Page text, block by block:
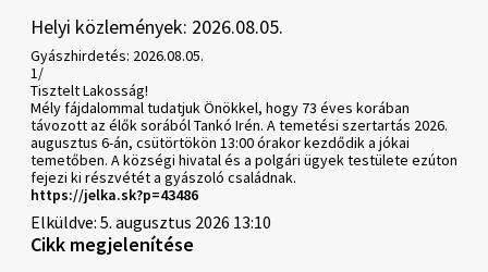
Helyi közlemények: 2026.08.05.
Gyászhirdetés: 2026.08.05.
1/
Tisztelt Lakosság!
Mély fájdalommal tudatjuk Önökkel, hogy 73 éves korában
távozott az élők sorából Tankó Irén. A temetési szertartás 2026.
augusztus 6-án, csütörtökön 13:00 órakor kezdődik a jókai
temetőben. A községi hivatal és a polgári ügyek testülete ezúton
fejezi ki részvétét a gyászoló családnak.
https://jelka.sk?p=43486
Elküldve: 5. augusztus 2026 13:10
Cikk megjelenítése